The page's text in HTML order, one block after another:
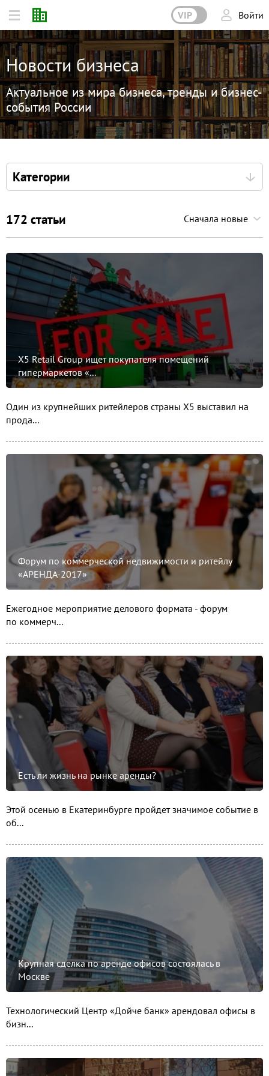
VIP Войти
Новости бизнеса
Актуальное из мира бизнеса, тренды и бизнес-
события России
Категории
172 статьи Сначала новые
X5 Retail Group ищет покупателя помещений
гипермаркетов «...
Один из крупнейших ритейлеров страны Х5 выставил на
прода...
Форум по коммерческой недвижимости и ритейлу
«АРЕНДА-2017»
Ежегодное мероприятие делового формата - форум
по коммерч...
Есть ли жизнь на рынке аренды?
Этой осенью в Екатеринбурге пройдет значимое событие в
об...
Крупная сделка по аренде офисов состоялась в
Москве
Технологический Центр «Дойче банк» арендовал офисы в
бизн...